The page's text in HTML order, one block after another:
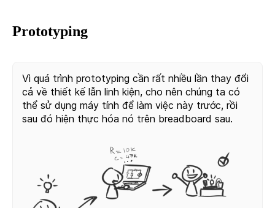
Prototyping
Vì quá trình prototyping cần rất nhiều lần thay đổi
cả về thiết kế lẫn linh kiện, cho nên chúng ta có
thể sử dụng máy tính để làm việc này trước, rồi
sau đó hiện thực hóa nó trên breadboard sau.